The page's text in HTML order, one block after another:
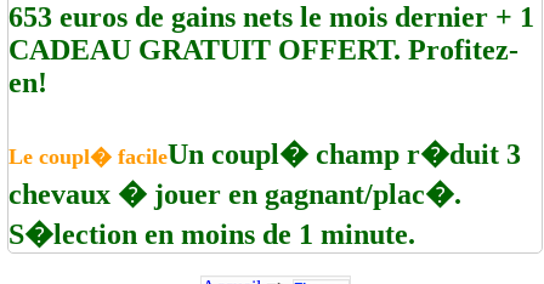
653 euros de gains nets le mois dernier + 1
CADEAU GRATUIT OFFERT. Profitez-
en!
Le coupl� facileUn coupl� champ r�duit 3
chevaux � jouer en gagnant/plac�.
S�lection en moins de 1 minute.